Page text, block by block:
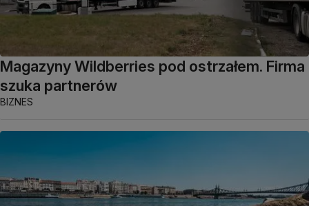
Magazyny Wildberries pod ostrzałem. Firma
szuka partnerów
BIZNES